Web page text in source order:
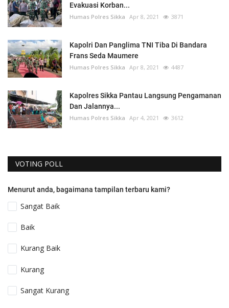
Evakuasi Korban...
Humas Polres Sikka Apr 8, 2021 3871
Kapolri Dan Panglima TNI Tiba Di Bandara
Frans Seda Maumere
Humas Polres Sikka Apr 8, 2021 4487
Kapolres Sikka Pantau Langsung Pengamanan
Dan Jalannya...
Humas Polres Sikka Apr 4, 2021 3612
VOTING POLL
Menurut anda, bagaimana tampilan terbaru kami?
Sangat Baik
Baik
Kurang Baik
Kurang
Sangat Kurang